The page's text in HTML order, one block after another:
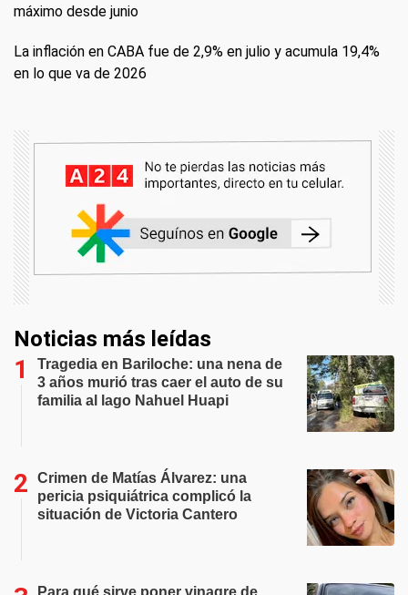
máximo desde junio
La inflación en CABA fue de 2,9% en julio y acumula 19,4%
en lo que va de 2026
Noticias más leídas
Tragedia en Bariloche: una nena de
3 años murió tras caer el auto de su
familia al lago Nahuel Huapi
Crimen de Matías Álvarez: una
pericia psiquiátrica complicó la
situación de Victoria Cantero
Para qué sirve poner vinagre de